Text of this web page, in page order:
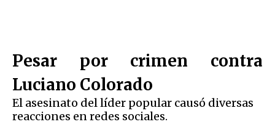
Pesar por crimen contra
Luciano Colorado
El asesinato del líder popular causó diversas
reacciones en redes sociales.